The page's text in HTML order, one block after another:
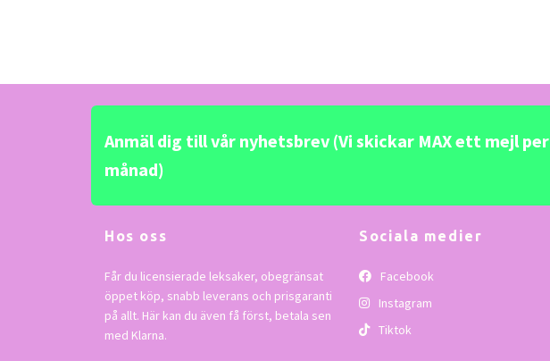
Anmäl dig till vår nyhetsbrev (Vi skickar MAX ett mejl per
månad)
Hos oss
Får du licensierade leksaker, obegränsat
öppet köp, snabb leverans och prisgaranti
på allt. Här kan du även få först, betala sen
med Klarna.
Sociala medier
Facebook
Instagram
Tiktok